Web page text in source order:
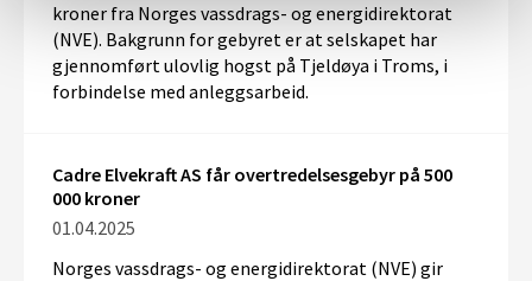
kroner fra Norges vassdrags- og energidirektorat
(NVE). Bakgrunn for gebyret er at selskapet har
gjennomført ulovlig hogst på Tjeldøya i Troms, i
forbindelse med anleggsarbeid.
Cadre Elvekraft AS får overtredelsesgebyr på 500
000 kroner
01.04.2025
Norges vassdrags- og energidirektorat (NVE) gir